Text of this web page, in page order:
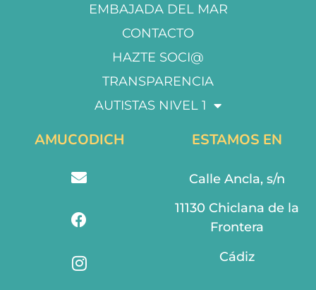
EMBAJADA DEL MAR
CONTACTO
HAZTE SOCI@
TRANSPARENCIA
AUTISTAS NIVEL 1
AMUCODICH ESTAMOS EN
Calle Ancla, s/n
11130 Chiclana de la
Frontera
Cádiz